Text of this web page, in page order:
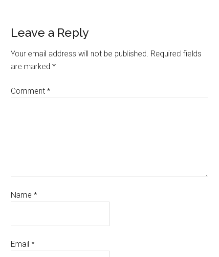
Leave a Reply
Your email address will not be published. Required fields
are marked*
Comment*
Name*
Email*